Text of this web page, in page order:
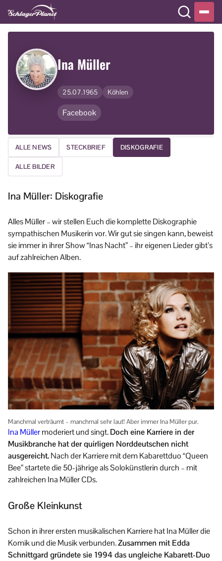
Ina Müller
25.07.1965 Köhlen
Facebook
ALLE NEWS STECKBRIEF DISKOGRAFIE
ALLE BILDER
Ina Müller: Diskografie
Alles Müller – wir stellen Euch die komplette Diskographie
sympathischen Musikerin vor. Wir gut sie singen kann, beweist
sie immer in ihrer Show “Inas Nacht” – ihr eigenen Lieder gibt’s
auf zahlreichen Alben.
Manchmal verträumt – manchmal sehr laut! Aber immer Ina Müller pur.
Ina Müllermoderiert und singt.Doch eine Karriere in der
Musikbranche hat der quirligen Norddeutschen nicht
ausgereicht.Nach der Karriere mit dem Kabarettduo “Queen
Bee” startete die 50-jährige als Solokünstlerin durch – mit
zahlreichen Ina Müller CDs.
Große Kleinkunst
Schon in ihrer ersten musikalischen Karriere hat Ina Müller die
Komik und die Musik verbunden.Zusammen mit Edda
Schnittgard gründete sie 1994 das ungleiche Kabarett-Duo